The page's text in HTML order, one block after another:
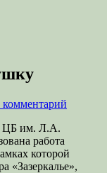
комментарий
ЦБ им. Л.А.
работа
которой
«Зазеркалье»,